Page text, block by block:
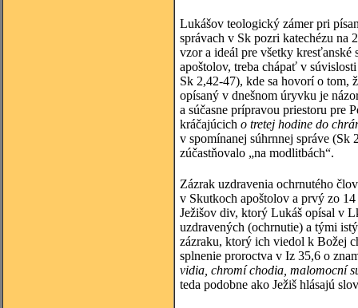
Lukášov teologický zámer pri
správach v Sk pozri katechézu
vzor a ideál pre všetky
apoštolov, treba chápať v
Sk 2,42-47), kde sa hovorí o tom,
opísaný v dnešnom úryvku je
a súčasne prípravou priestoru pre
kráčajúcich o tretej hodine do
v spomínanej súhrnnej správe (Sk
zúčastňovalo „na modlitbách“.
Zázrak uzdravenia ochrnutého
v Skutkoch apoštolov a prvý zo
Ježišov div, ktorý Lukáš opísal v
uzdravených (ochrnutie) a tými
zázraku, ktorý ich viedol k Božej
splnenie proroctva v Iz 35,6 o
vidia, chromí chodia, malomocní
teda podobne ako Ježiš hlásajú